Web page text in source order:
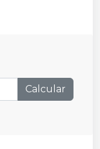
Calcular